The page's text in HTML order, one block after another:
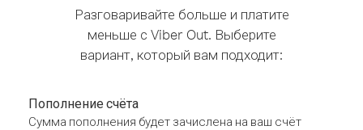
Разговаривайте больше и платите
меньше с Viber Out. Выберите
вариант, который вам подходит:
Пополнение счёта
Сумма пополнения будет зачислена на ваш счёт